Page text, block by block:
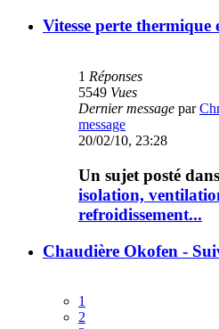
Vitesse perte thermique
1 Réponses
5549 Vues
Dernier message par
message
20/02/10, 23:28
Un sujet posté
isolation,
refroidissement...
Chaudière Okofen -
1
2